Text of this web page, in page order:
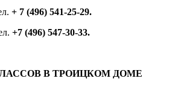
+ 7 (496) 541-25-29.
+7 (496) 547-30-33.
В ТРОИЦКОМ ДОМЕ